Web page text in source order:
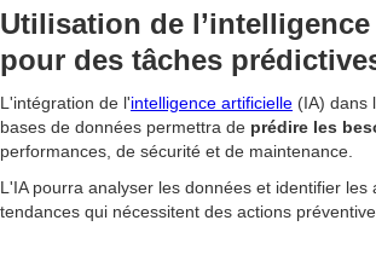
Utilisation de
pour des tâches
L'intégration de l'intelligence artificielle (IA) dans
bases de données permettra de prédire les
performances, de sécurité et de maintenance.
L'IA pourra analyser les données et identifier les
tendances qui nécessitent des actions